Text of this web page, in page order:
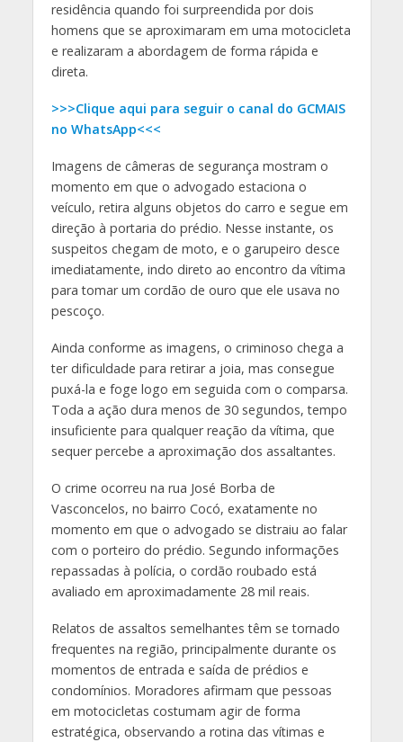
residência quando foi surpreendida por dois
homens que se aproximaram em uma motocicleta
e realizaram a abordagem de forma rápida e
direta.
>>>Clique aqui para seguir o canal do GCMAIS
no WhatsApp<<<
Imagens de câmeras de segurança mostram o
momento em que o advogado estaciona o
veículo, retira alguns objetos do carro e segue em
direção à portaria do prédio. Nesse instante, os
suspeitos chegam de moto, e o garupeiro desce
imediatamente, indo direto ao encontro da vítima
para tomar um cordão de ouro que ele usava no
pescoço.
Ainda conforme as imagens, o criminoso chega a
ter dificuldade para retirar a joia, mas consegue
puxá-la e foge logo em seguida com o comparsa.
Toda a ação dura menos de 30 segundos, tempo
insuficiente para qualquer reação da vítima, que
sequer percebe a aproximação dos assaltantes.
O crime ocorreu na rua José Borba de
Vasconcelos, no bairro Cocó, exatamente no
momento em que o advogado se distraiu ao falar
com o porteiro do prédio. Segundo informações
repassadas à polícia, o cordão roubado está
avaliado em aproximadamente 28 mil reais.
Relatos de assaltos semelhantes têm se tornado
frequentes na região, principalmente durante os
momentos de entrada e saída de prédios e
condomínios. Moradores afirmam que pessoas
em motocicletas costumam agir de forma
estratégica, observando a rotina das vítimas e